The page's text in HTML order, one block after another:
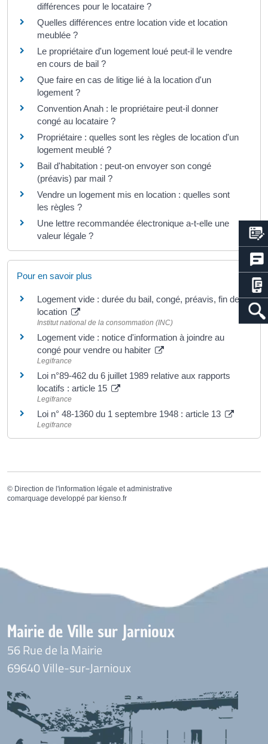
différences pour le locataire ?
Quelles différences entre location vide et location
meublée ?
Le propriétaire d'un logement loué peut-il le vendre
en cours de bail ?
Que faire en cas de litige lié à la location d'un
logement ?
Convention Anah : le propriétaire peut-il donner
congé au locataire ?
Propriétaire : quelles sont les règles de location d'un
logement meublé ?
Bail d'habitation : peut-on envoyer son congé
(préavis) par mail ?
Vendre un logement mis en location : quelles sont
les règles ?
Une lettre recommandée électronique a-t-elle une
valeur légale ?
Pour en savoir plus
Logement vide : durée du bail, congé, préavis, fin de
location
Institut national de la consommation (INC)
Logement vide : notice d'information à joindre au
congé pour vendre ou habiter
Legifrance
Loi n°89-462 du 6 juillet 1989 relative aux rapports
locatifs : article 15
Legifrance
Loi n° 48-1360 du 1 septembre 1948 : article 13
Legifrance
© Direction de l'information légale et administrative
comarquage developpé par kienso.fr
Mairie de Ville sur Jarnioux
56 Rue de la Mairie
69640 Ville-sur-Jarnioux